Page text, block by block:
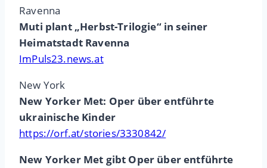
Ravenna
Muti plant „Herbst-Trilogie“ in seiner
Heimatstadt Ravenna
ImPuls23.news.at
New York
New Yorker Met: Oper über entführte
ukrainische Kinder
https://orf.at/stories/3330842/
New Yorker Met gibt Oper über entführte